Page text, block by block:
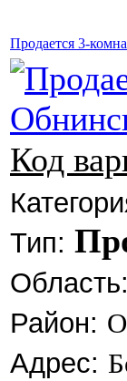
Продается 3-
Код
Тип:
Область:
Район:
Адрес: